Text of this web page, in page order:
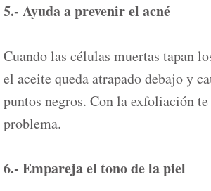
5.- Ayuda a prevenir el acné
Cuando las células muertas tapan
el aceite queda atrapado debajo y
puntos negros. Con la exfoliación
problema.
6.- Empareja el tono de la piel